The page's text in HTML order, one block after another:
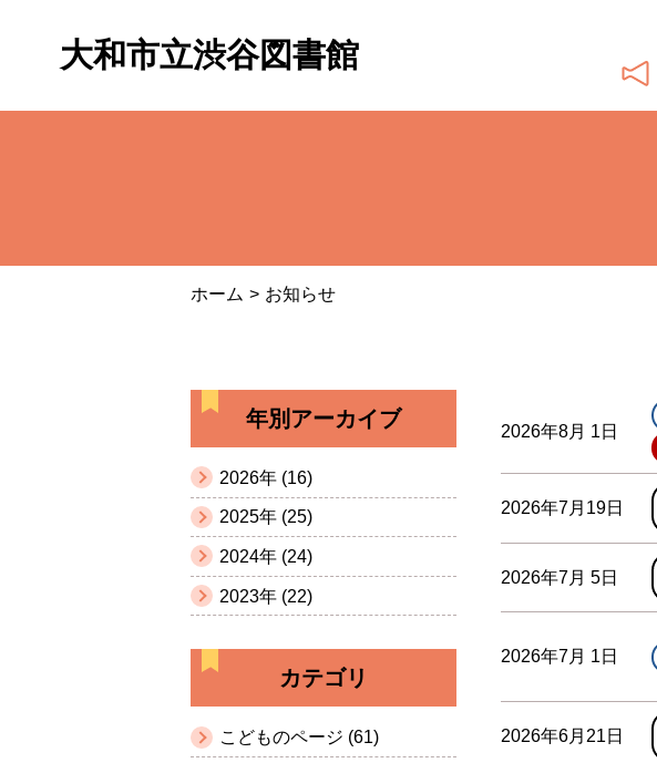
大和市立渋谷図書館
ホーム お知らせ
年別アーカイブ
2026年 (16)
2025年 (25)
2024年 (24)
2023年 (22)
カテゴリ
こどものページ (61)
2026年8月 1日
2026年7月19日
2026年7月 5日
2026年7月 1日
2026年6月21日